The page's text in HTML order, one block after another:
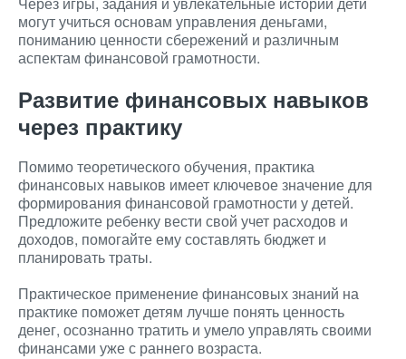
могут учиться основам управления деньгами,
пониманию ценности сбережений и различным
аспектам финансовой грамотности.
Развитие финансовых навыков
через практику
Помимо теоретического обучения, практика
финансовых навыков имеет ключевое значение для
формирования финансовой грамотности у детей.
Предложите ребенку вести свой учет расходов и
доходов, помогайте ему составлять бюджет и
планировать траты.
Практическое применение финансовых знаний на
практике поможет детям лучше понять ценность
денег, осознанно тратить и умело управлять своими
финансами уже с раннего возраста.